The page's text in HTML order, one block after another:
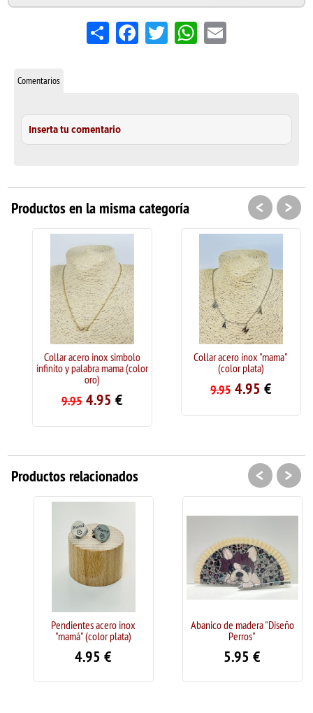
Share FacebookTwitterWhatsApp
Email
Comentarios
Inserta tu comentario
Productos en la misma categoría
Collar acero inox simbolo
infinito y palabra mama (color
oro)
9.95 4.95€
Collar acero inox "mama"
(color plata)
9.95 4.95€
< >
Productos relacionados
Pendientes acero inox
"mamá" (color plata)
4.95€
Abanico de madera "Diseño
Perros"
5.95€
< >